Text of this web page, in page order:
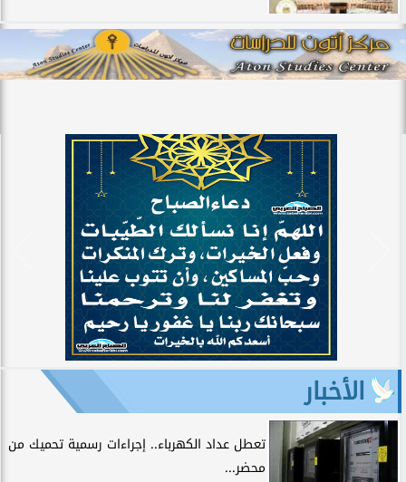
الأخبار
تعطل عداد الكهرباء.. إجراءات رسمية تحميك من
محضر...